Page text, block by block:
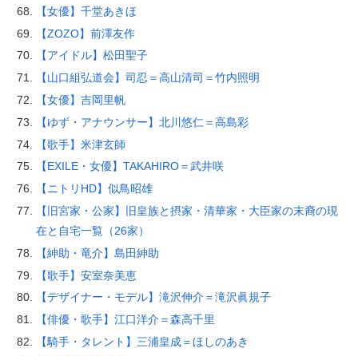
【女優】千堂あきほ
【ZOZO】前澤友作
【アイドル】松田聖子
【山口組弘道会】司忍＝高山清司＝竹内照明
【女優】吉岡里帆
【ゆず・アナウンサー】北川悠仁＝高島彩
【歌手】米津玄師
【EXILE・女優】TAKAHIRO＝武井咲
【ニトリHD】似鳥昭雄
【旧宮家・公家】旧皇族と摂家・清華家・大臣家の末裔の現
在と自宅一覧（26家）
【紳助・竜介】島田紳助
【歌手】安室奈美恵
【デザイナー・モデル】滝沢伸介＝滝沢眞規子
【俳優・歌手】江口洋介＝森高千里
【騎手・タレント】三浦皇成＝ほしのあき